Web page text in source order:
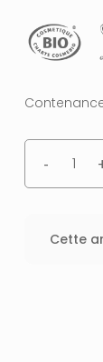
Contenance
Cette